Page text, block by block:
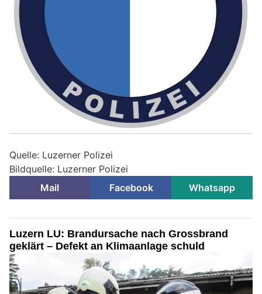
Quelle: Luzerner Polizei
Bildquelle: Luzerner Polizei
Mail
Facebook Whatsapp
Luzern LU: Brandursache nach Grossbrand
geklärt – Defekt an Klimaanlage schuld